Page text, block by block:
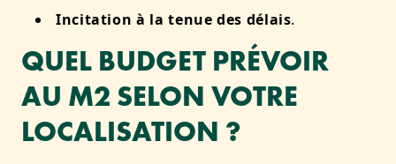
Incitation à la tenue des délais.
QUEL BUDGET PRÉVOIR
AU M2 SELON VOTRE
LOCALISATION ?